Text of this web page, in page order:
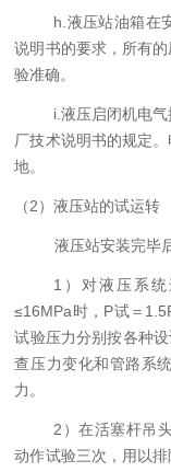
h.液压站油箱在
说明书的要求，所有
验准确。
i.液压启闭机电
厂技术说明书的规定
地。
（2）液压站的试运转
液压站安装完毕
1）对液压系
≤16MPa时，P试＝
试验压力分别按各种
查压力变化和管路系
力。
2）在活塞杆吊
动作试验三次，用以